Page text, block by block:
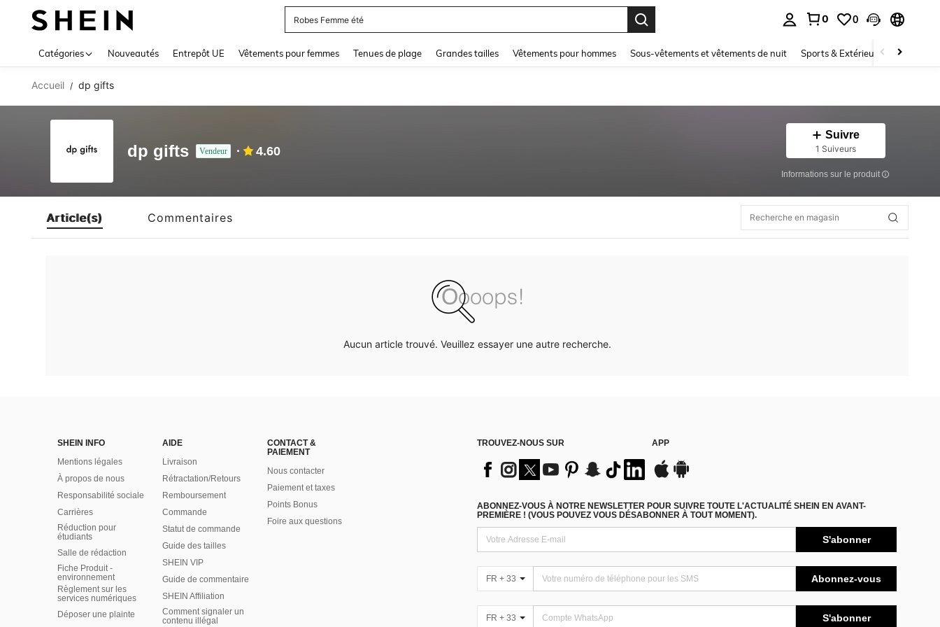
Robes Femme été
0 0
Catégories Nouveautés Entrepôt UE Vêtements pour femmes Tenues de plage Grandes tailles Vêtements pour hommes Sous-vêtements et vêtements de nuit Sports & Extérieur Enfants
Accueil / dp gifts
dp gifts Vendeur 4.60
Suivre
1 Suiveurs
Informations sur le produit
Article(s) Commentaires
Aucun article trouvé. Veuillez essayer une autre recherche.
SHEIN INFO
Mentions légales
À propos de nous
Responsabilité sociale
Carrières
Réduction pour
étudiants
Salle de rédaction
Fiche Produit -
environnement
Règlement sur les
services numériques
Déposer une plainte
AIDE
Livraison
Rétractation/Retours
Remboursement
Commande
Statut de commande
Guide des tailles
SHEIN VIP
Guide de commentaire
SHEIN Affiliation
Comment signaler un
contenu illégal
CONTACT &
PAIEMENT
Nous contacter
Paiement et taxes
Points Bonus
Foire aux questions
TROUVEZ-NOUS SUR APP
ABONNEZ-VOUS À NOTRE NEWSLETTER POUR SUIVRE TOUTE L'ACTUALITÉ SHEIN EN AVANT-
PREMIÈRE ! (VOUS POUVEZ VOUS DÉSABONNER À TOUT MOMENT).
S'abonner
FR + 33 Abonnez-vous
FR + 33 S'abonner